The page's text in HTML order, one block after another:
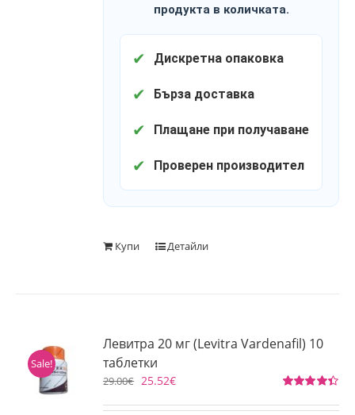
продукта в количката.
✔ Дискретна опаковка
✔ Бърза доставка
✔ Плащане при получаване
✔ Проверен производител
Купи Детайли
Sale!
Левитра 20 мг (Levitra Vardenafil) 10
таблетки
на4.40от 5
29.00€ 25.52€